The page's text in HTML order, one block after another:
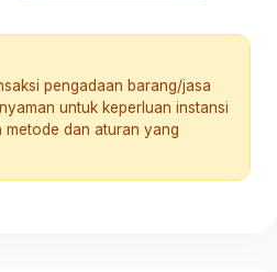
pengadaan barang/jasa
untuk keperluan instansi
metode dan aturan yang